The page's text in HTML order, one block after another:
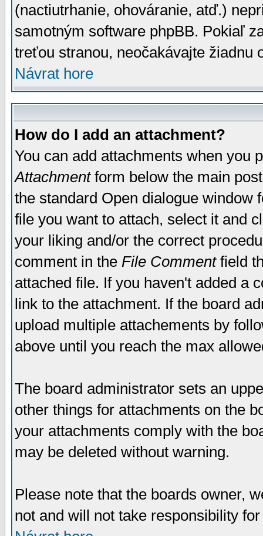
(nactiutrhanie, ohováranie, atď.)
samotným software phpBB. Pokiaľ
treťou stranou, neočakávajte žiadnu
Návrat hore
How do I add an attachment?
You can add attachments when you
Attachmentform below the main
the standard Open dialogue window
file you want to attach, select it and
your liking and/or the correct
comment in the File Commentfield
attached file. If you haven't added a
link to the attachment. If the board
upload multiple attachements by
above until you reach the max
The board administrator sets an
other things for attachments on the
your attachments comply with the
may be deleted without warning.
Please note that the boards owner,
not and will not take responsibility